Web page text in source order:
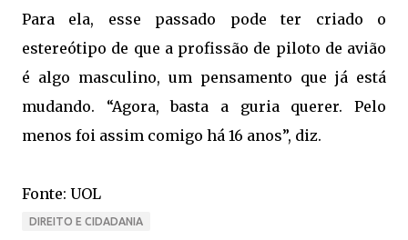
Para ela, esse passado pode ter criado o
estereótipo de que a profissão de piloto de avião
é algo masculino, um pensamento que já está
mudando. “Agora, basta a guria querer. Pelo
menos foi assim comigo há 16 anos”, diz.
Fonte: UOL
DIREITO E CIDADANIA